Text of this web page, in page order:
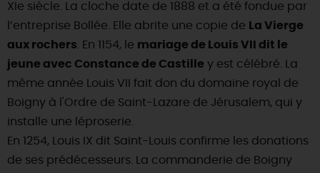
XIe siècle. La cloche date de 1888 et a été fondue par
l’entreprise Bollée. Elle abrite une copie de La Vierge
aux rochers . En 1154, le mariage de Louis VII dit le
jeune avec Constance de Castille y est célébré. La
même année Louis VII fait don du domaine royal de
Boigny à l'Ordre de Saint-Lazare de Jérusalem, qui y
installe une léproserie.
En 1254, Louis IX dit Saint-Louis confirme les donations
de ses prédécesseurs. La commanderie de Boigny